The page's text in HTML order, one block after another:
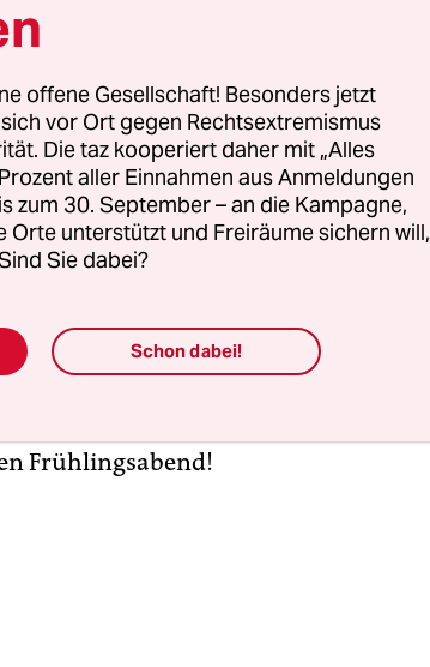
ersten Mal in
Und wie! Mit
hat der
gespenstischen
zauberhaften
PSG am
Frühlingsabend!
offene Gesellschaft! Besonders jetzt
vor Ort gegen Rechtsextremismus
Die taz kooperiert daher mit „Alles
aller Einnahmen aus Anmeldungen
zum 30. September – an die Kampagne,
Orte unterstützt und Freiräume sichern will,
Sie dabei?
Schon dabei!